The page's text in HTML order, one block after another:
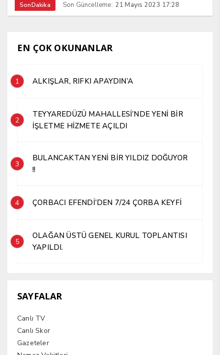
SonDakika Son Güncelleme: 21 Mayıs 2023 17:28
EN ÇOK OKUNANLAR
1 ALKIŞLAR, RIFKI APAYDIN’A
2
TEYYAREDÜZÜ MAHALLESİ’NDE YENİ BİR
İŞLETME HİZMETE AÇILDI
3
BULANCAKTAN YENİ BİR YILDIZ DOĞUYOR
!!
4 ÇORBACI EFENDİ’DEN 7/24 ÇORBA KEYFİ
5
OLAĞAN ÜSTÜ GENEL KURUL TOPLANTISI
YAPILDI.
SAYFALAR
Canlı TV
Canlı Skor
Gazeteler